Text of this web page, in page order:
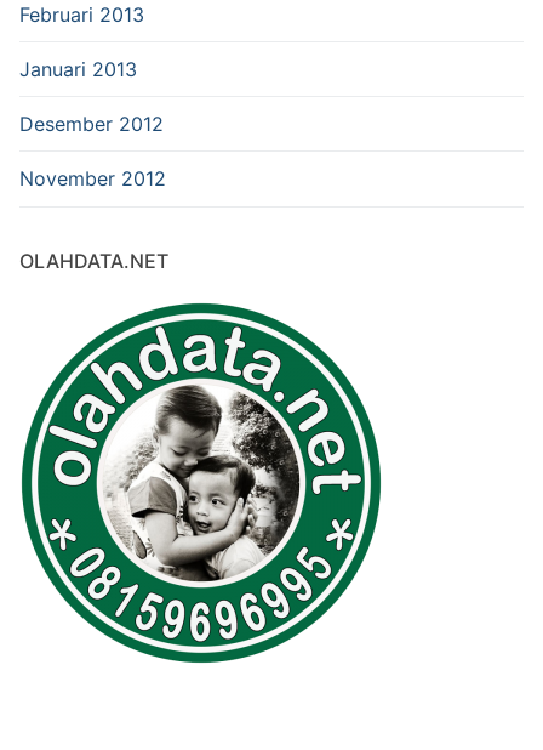
Februari 2013
Januari 2013
Desember 2012
November 2012
OLAHDATA.NET